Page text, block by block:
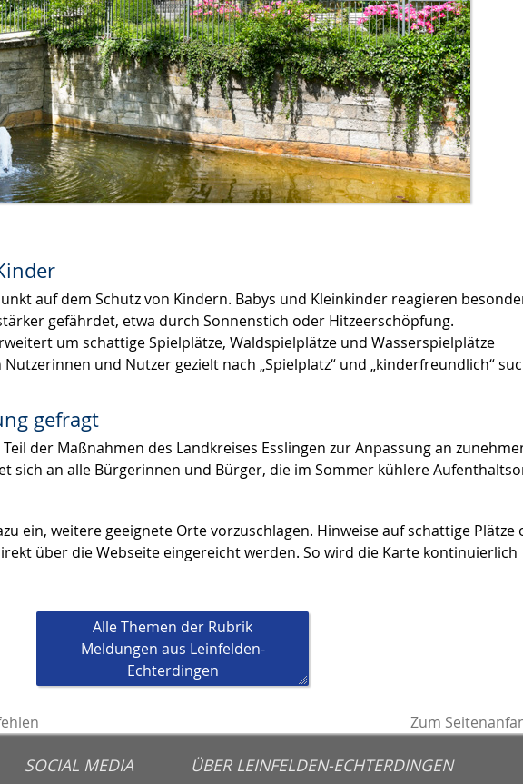
auf dem Schutz von Kindern. Babys und Kleinkinder reagieren
gefährdet, etwa durch Sonnenstich oder Hitzeerschöpfung.
um schattige Spielplätze, Waldspielplätze und Wasserspielplätze
und Nutzer gezielt nach „Spielplatz“ und „kinderfreundlich“
gefragt
der Maßnahmen des Landkreises Esslingen zur Anpassung an
sich an alle Bürgerinnen und Bürger, die im Sommer kühlere
ein, weitere geeignete Orte vorzuschlagen. Hinweise auf schattige Plätze
über die Webseite eingereicht werden. So wird die Karte kontinuierlich
Alle Themen der Rubrik
Meldungen aus Leinfelden-
Echterdingen
Zum
SOCIAL MEDIA ÜBER LEINFELDEN-ECHTERDINGEN